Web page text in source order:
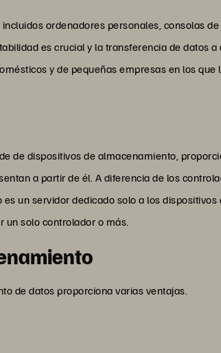
ordenadores personales, consolas
es crucial y la transferencia de datos a
y de pequeñas empresas en los que
de dispositivos de almacenamiento,
a partir de él. A diferencia de los
un servidor dedicado solo a los
un solo controlador o más.
de datos proporciona varias ventajas.